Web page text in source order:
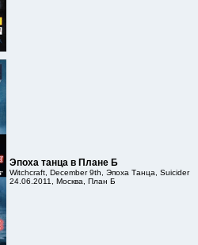
Эпоха танца в Плане Б
Witchcraft, December 9th, Эпоха Танца, Suicider
24.06.2011, Москва, План Б